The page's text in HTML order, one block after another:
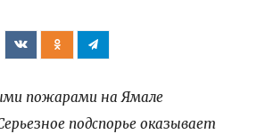
пожарами на Ямале
подспорье оказывает